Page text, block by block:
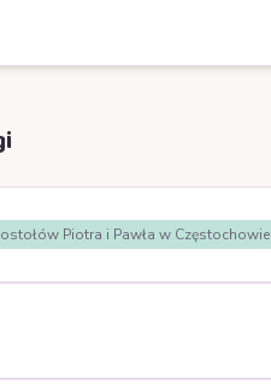
Piotra i Pawła w Częstochowie